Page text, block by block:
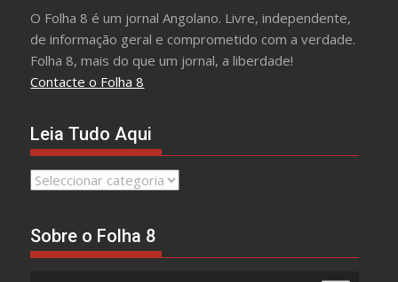
O Folha 8 é um jornal Angolano. Livre, independente,
de informação geral e comprometido com a verdade.
Folha 8, mais do que um jornal, a liberdade!
Contacte o Folha 8
Leia Tudo Aqui
Leia
Sobre o Folha 8